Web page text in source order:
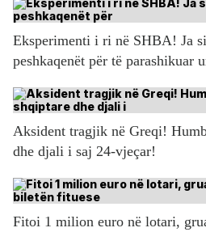
Eksperimenti i ri në SHBA! Ja
peshkaqenët për të parashikuar
Aksident tragjik në Greqi!
dhe djali i saj 24-vjeçar!
Fitoi 1 milion euro në lotari,